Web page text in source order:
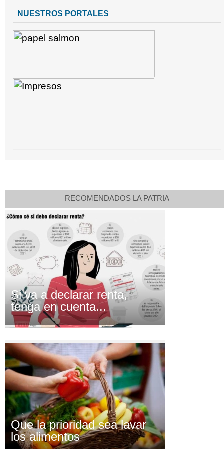
NUESTROS PORTALES
RECOMENDADOS LA PATRIA
Si va a declarar renta,
tenga en cuenta...
Que la prioridad sea lavar
los alimentos